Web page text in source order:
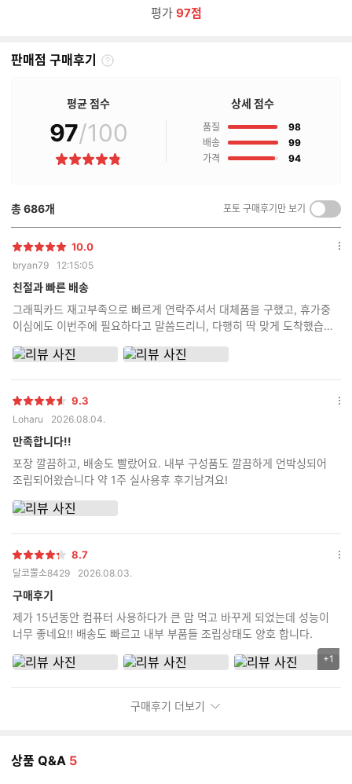
평가 97점
판매점 구매후기
판
매
후
기
평균 점수
97/100
별
상세 점수
품질 98점
배송
99점
가격
94점
총686개 포토 구매후기만 보기
켜
기/
별
점
10.0
bryan79 12:15:05
친절과 빠른 배송
그래픽카드 재고부족으로 빠르게 연락주셔서 대체품을 구했고, 휴가중
이심에도 이번주에 필요하다고 말씀드리니, 다행히 딱 맞게 도착했습니
옵
별
점
9.3
Loharu 2026.08.04.
만족합니다!!
포장 깔끔하고, 배송도 빨랐어요. 내부 구성품도 깔끔하게 언박싱되어
조립되어왔습니다 약 1주 실사용후 후기남겨요!
옵
별
점
8.7
달코뿔소8429 2026.08.03.
구매후기
제가 15년동안 컴퓨터 사용하다가 큰 맘 먹고 바꾸게 되었는데 성능이
너무 좋네요!! 배송도 빠르고 내부 부품들 조립상태도 양호 합니다.
리
+1
옵
구매후기 더보기
상품 Q&A 5